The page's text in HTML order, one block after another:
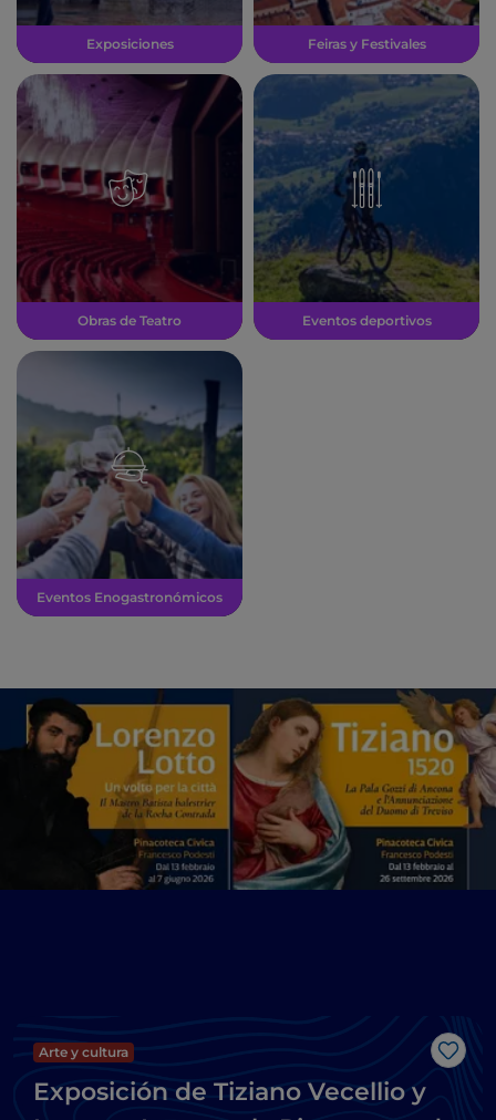
Exposiciones Feiras y Festivales
Obras de Teatro Eventos deportivos
Eventos Enogastronómicos
Me
Arte y cultura
Exposición de Tiziano Vecellio y